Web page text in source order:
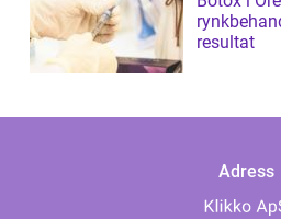
resultat
Adress